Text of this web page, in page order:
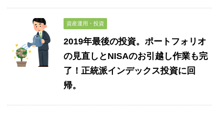
資産運用・投資
2019年最後の投資。ポートフォリオ
の見直しとNISAのお引越し作業も完
了！正統派インデックス投資に回
帰。